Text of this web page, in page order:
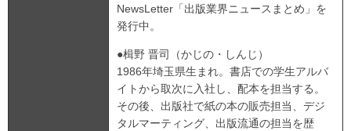
NewsLetter「出版業界ニュースまとめ」を
発行中。
●楫野 晋司（かじの・しんじ）
1986年埼玉県生まれ。書店での学生アルバ
イトから取次に入社し、配本を担当する。
その後、出版社で紙の本の販売担当、デジ
タルマーティング、出版流通の担当を歴